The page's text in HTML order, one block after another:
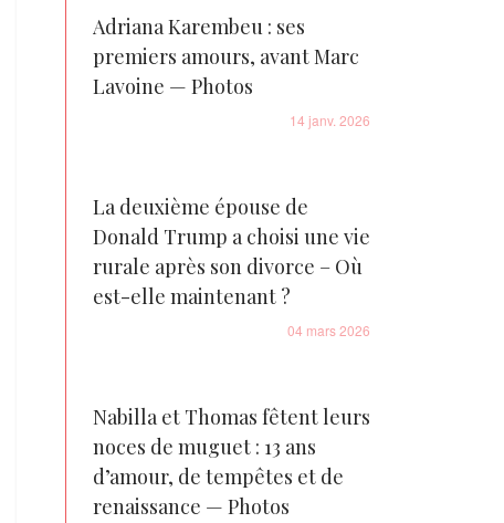
Adriana Karembeu : ses
premiers amours, avant Marc
Lavoine — Photos
14 janv. 2026
La deuxième épouse de
Donald Trump a choisi une vie
rurale après son divorce – Où
est-elle maintenant ?
04 mars 2026
Nabilla et Thomas fêtent leurs
noces de muguet : 13 ans
d’amour, de tempêtes et de
renaissance — Photos